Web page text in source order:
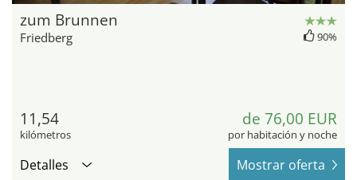
zum Brunnen
Friedberg 90%
11,54
kilómetros
de 76,00 EUR
por habitación y noche
Detalles Mostrar oferta